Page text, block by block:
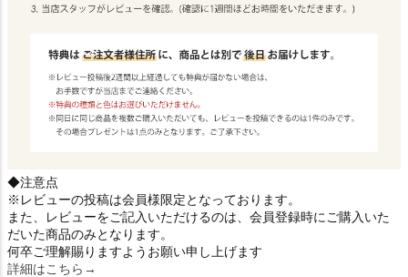
◆注意点
※レビューの投稿は会員様限定となっております。
また、レビューをご記入いただけるのは、会員登録時にご購入いた
だいた商品のみとなります。
何卒ご理解賜りますようお願い申し上げます
詳細はこちら→